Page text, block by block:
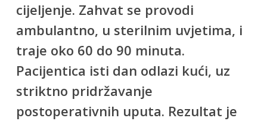
cijeljenje. Zahvat se provodi
ambulantno, u sterilnim uvjetima, i
traje oko 60 do 90 minuta.
Pacijentica isti dan odlazi kući, uz
striktno pridržavanje
postoperativnih uputa. Rezultat je